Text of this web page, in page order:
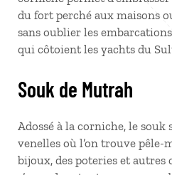
du fort perché aux maisons
sans oublier les
qui côtoient les yachts du
Souk de Mutrah
Adossé à la corniche, le souk
venelles où l’on trouve pêle-
bijoux, des poteries et autres